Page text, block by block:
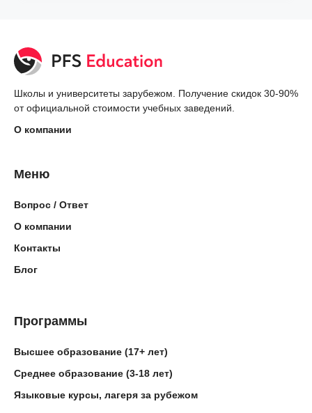
Школы и университеты зарубежом. Получение скидок 30-90%
от официальной стоимости учебных заведений.
О компании
Меню
Вопрос / Ответ
О компании
Контакты
Блог
Программы
Высшее образование (17+ лет)
Среднее образование (3-18 лет)
Языковые курсы, лагеря за рубежом